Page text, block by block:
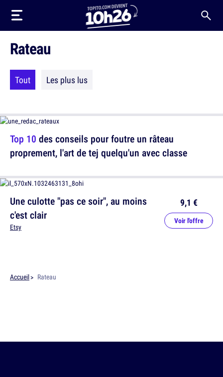
Rateau
Tout Les plus lus
Top 10 des conseils pour foutre un râteau
proprement, l'art de tej quelqu'un avec classe
Une culotte "pas ce soir", au moins
c'est clair
Etsy
9,1 €
Voir l'offre
Accueil Rateau